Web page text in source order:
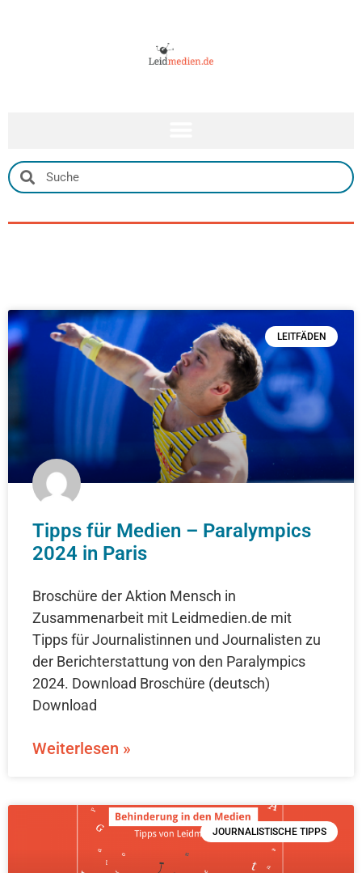
LEITFÄDEN
Tipps für Medien – Paralympics
2024 in Paris
Broschüre der Aktion Mensch in
Zusammenarbeit mit Leidmedien.de mit
Tipps für Journalistinnen und Journalisten zu
der Berichterstattung von den Paralympics
2024. Download Broschüre (deutsch)
Download
Weiterlesen »
JOURNALISTISCHE TIPPS